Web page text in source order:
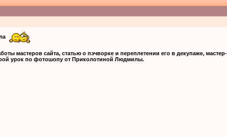
мастеров сайта, статью о пэчворке и переплетении его в декупаже,
урок по фотошопу от Приколотиной Людмилы.